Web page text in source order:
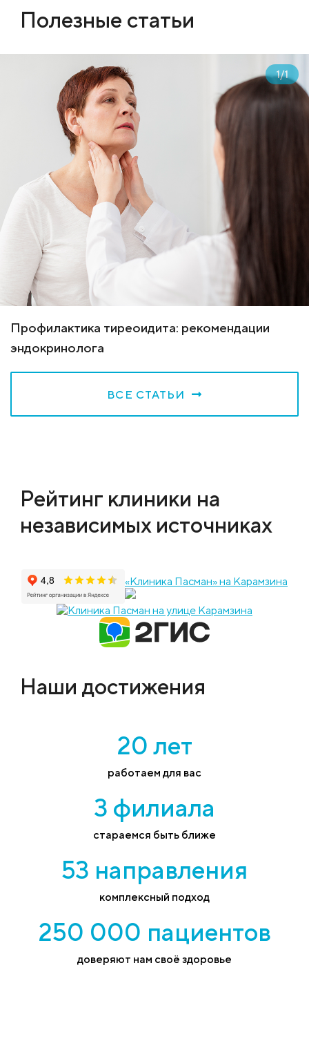
Полезные статьи
1/1
Профилактика тиреоидита: рекомендации
эндокринолога
ВСЕ СТАТЬИ
Рейтинг клиники на
независимых источниках
«Клиника Пасман» на Карамзина
Наши достижения
20 лет
работаем для вас
3 филиала
стараемся быть ближе
53 направления
комплексный подход
250 000 пациентов
доверяют нам своё здоровье